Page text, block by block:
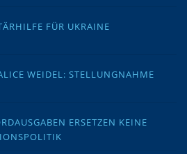
FÜR UKRAINE
WEIDEL: STELLUNGNAHME
ERSETZEN KEINE